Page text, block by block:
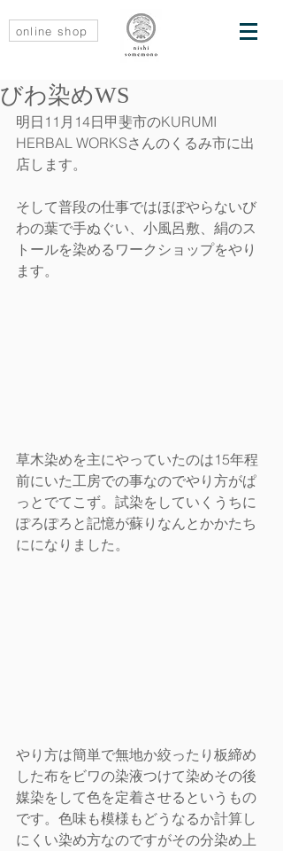
online shop
びわ染めWS
明日11月14日甲斐市のKURUMI
HERBAL WORKSさんのくるみ市に出
店します。
そして普段の仕事ではほぼやらないび
わの葉で手ぬぐい、小風呂敷、絹のス
トールを染めるワークショップをやり
ます。
草木染めを主にやっていたのは15年程
前にいた工房での事なのでやり方がぱ
っとでてこず。試染をしていくうちに
ぽろぽろと記憶が蘇りなんとかかたち
にになりました。
やり方は簡単で無地か絞ったり板締め
した布をビワの染液つけて染めその後
媒染をして色を定着させるというもの
です。色味も模様もどうなるか計算し
にくい染め方なのですがその分染め上